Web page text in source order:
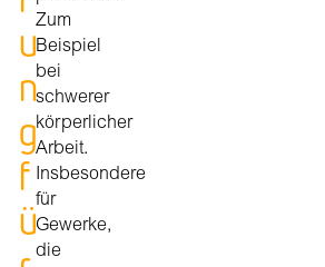
u
n
g
f
ü
Zum
Beispiel
bei
schwerer
körperlicher
Arbeit.
Insbesondere
für
Gewerke,
die